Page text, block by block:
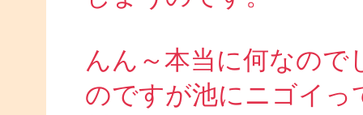
んん～本当に何なので
のですが池にニゴイ